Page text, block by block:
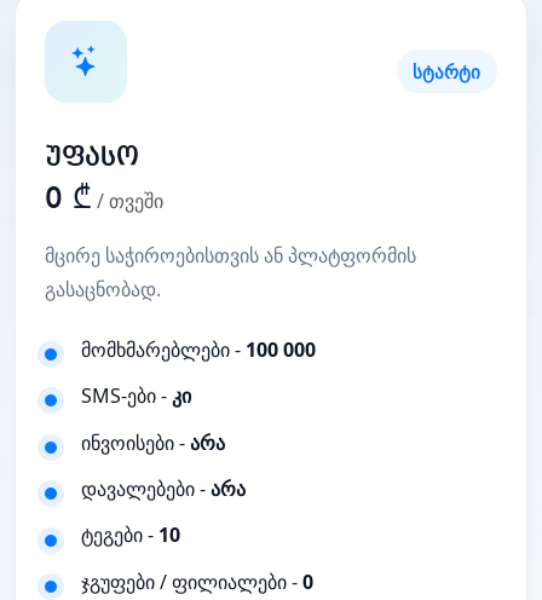
სტარტი
უფასო
0 ₾ / თვეში
მცირე საჭიროებისთვის ან პლატფორმის
გასაცნობად.
მომხმარებლები - 100 000
SMS-ები -კი
ინვოისები -არა
დავალებები -არა
ტეგები - 10
ჯგუფები / ფილიალები -0